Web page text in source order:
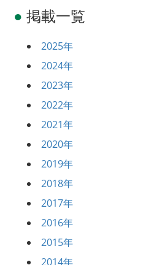
● 掲載一覧
2025年
2024年
2023年
2022年
2021年
2020年
2019年
2018年
2017年
2016年
2015年
2014年